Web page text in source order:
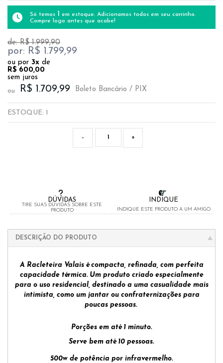
Só temos 1 em estoque. Adicionamos todos em seu carrinho.
Compre logo antes que acabe!
DÚVIDAS
TIRE SUAS DÚVIDAS SOBRE ESTE
PRODUTO
INDIQUE
INDIQUE ESTE PRODUTO A UM AMIGO
de: R$1.999,90
por: R$ 1.799,99
ou por 3x de
R$ 600,00
sem juros
ou
R$ 1.709,99 Boleto Bancário / PIX
ESTOQUE: 1
+
-
DESCRIÇÃO DO PRODUTO
A Racleteira Valais é compacta, refinada, com perfeita
capacidade térmica. Um produto criado especialmente
para o uso residencial, destinado a uma casualidade mais
intimista, como um jantar ou confraternizações para
poucas pessoas.
Porções em até 1 minuto.
Serve bem até 10 pessoas.
500w de potência por infravermelho.